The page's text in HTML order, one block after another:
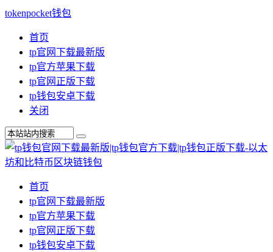
tokenpocket钱包
首页
tp官网下载最新版
tp官方苹果下载
tp官网正版下载
tp钱包安卓下载
关闭
首页
tp官网下载最新版
tp官方苹果下载
tp官网正版下载
tp钱包安卓下载